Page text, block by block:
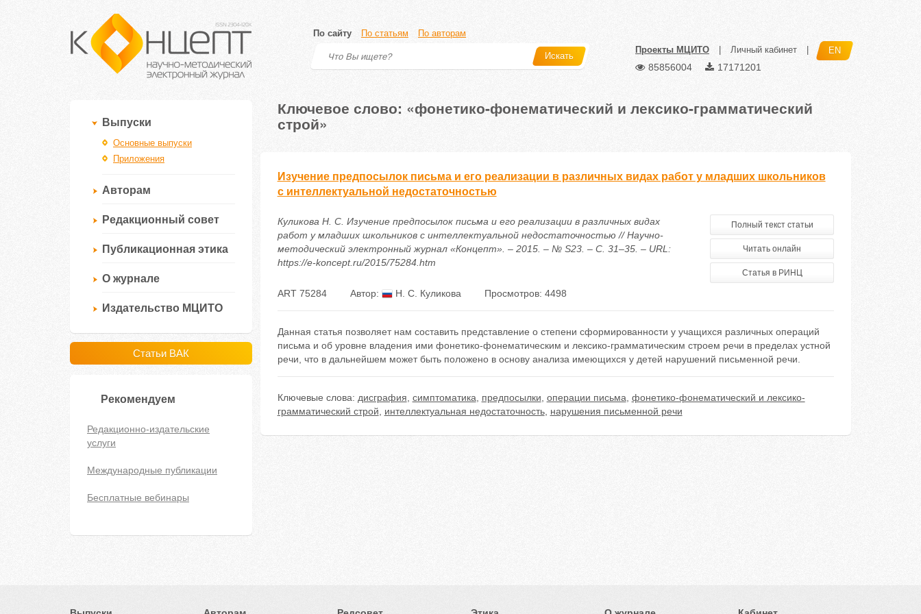
По сайту По статьям По авторам
Искать
Проекты МЦИТО Личный кабинет EN
85856004 17171201
Выпуски
Основные выпуски
Приложения
Авторам
Редакционный совет
Публикационная этика
О журнале
Издательство МЦИТО
Статьи ВАК
Рекомендуем
Редакционно-издательские
услуги
Международные публикации
Бесплатные вебинары
Ключевое слово: «фонетико-фонематический и лексико-грамматический
строй»
Изучение предпосылок письма и его реализации в различных видах работ у младших школьников
с интеллектуальной недостаточностью
Куликова Н. С. Изучение предпосылок письма и его реализации в различных видах
работ у младших школьников с интеллектуальной недостаточностью // Научно-
методический электронный журнал «Концепт». – 2015. – № S23. – С. 31–35. – URL:
https://e-koncept.ru/2015/75284.htm
Полный текст статьи
Читать онлайн
Статья в РИНЦ
ART 75284 Автор: Н. С. Куликова Просмотров: 4498
Данная статья позволяет нам составить представление о степени сформированности у учащихся различных операций
письма и об уровне владения ими фонетико-фонематическим и лексико-грамматическим строем речи в пределах устной
речи, что в дальнейшем может быть положено в основу анализа имеющихся у детей нарушений письменной речи.
Ключевые слова: дисграфия симптоматика предпосылки операции письма фонетико-фонематический и лексико-
грамматический строй
интеллектуальная недостаточность, нарушения письменной речи